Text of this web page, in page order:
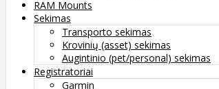
RAM Mounts
Sekimas
Transporto sekimas
Krovinių (asset) sekimas
Augintinio (pet/personal) sekimas
Registratoriai
Garmin